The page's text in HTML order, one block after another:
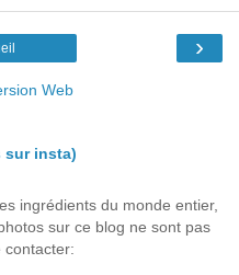
›
Web
sur insta)
ingrédients du monde entier,
sur ce blog ne sont pas
contacter: